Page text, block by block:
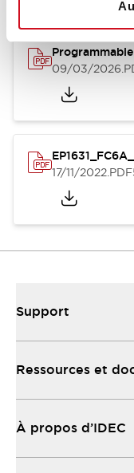
09/03/2026
17/11/2022.PDF
Support
Ressources et
À propos d’IDEC